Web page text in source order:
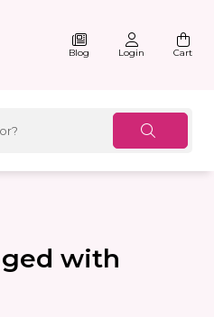
Blog Login Cart
with